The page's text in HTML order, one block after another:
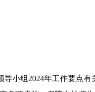
小组2024年工作要点有